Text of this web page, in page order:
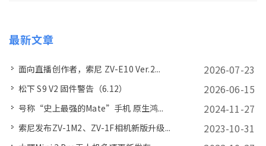
最新文章
面向直播创作者，索尼 ZV-E10 Ver.2... 2026-07-23
松下 S9 V2 固件警告（6.12） 2026-06-15
号称“史上最强的Mate”手机 原生鸿... 2024-11-27
索尼发布ZV-1M2、ZV-1F相机新版升级... 2023-10-31